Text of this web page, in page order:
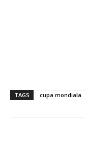
TAGS cupa mondiala